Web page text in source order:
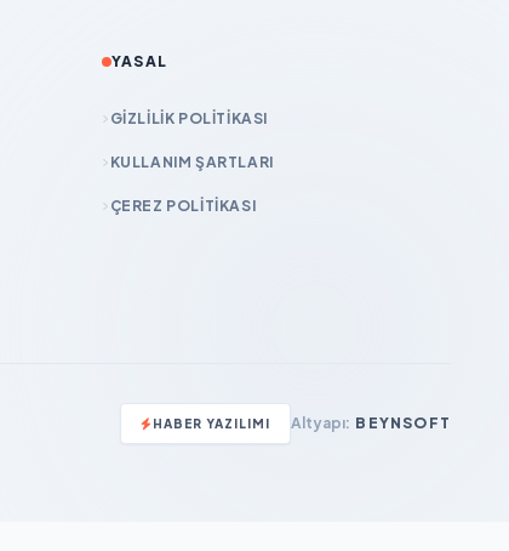
YASAL
GIZLILIK POLITIKASI
KULLANIM ŞARTLARI
ÇEREZ POLITIKASI
HABER YAZILIMI Altyapı: BEYNSOFT